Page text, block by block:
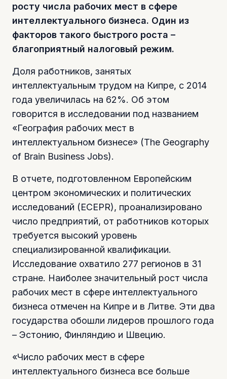
росту числа рабочих мест в сфере
интеллектуального бизнеса. Один из
факторов такого быстрого роста –
благоприятный налоговый режим.
Доля работников, занятых
интеллектуальным трудом на Кипре, с 2014
года увеличилась на 62%. Об этом
говорится в исследовании под названием
«География рабочих мест в
интеллектуальном бизнесе» (The Geography
of Brain Business Jobs).
В отчете, подготовленном Европейским
центром экономических и политических
исследований (ECEPR), проанализировано
число предприятий, от работников которых
требуется высокий уровень
специализированной квалификации.
Исследование охватило 277 регионов в 31
стране. Наиболее значительный рост числа
рабочих мест в сфере интеллектуального
бизнеса отмечен на Кипре и в Литве. Эти два
государства обошли лидеров прошлого года
– Эстонию, Финляндию и Швецию.
«Число рабочих мест в сфере
интеллектуального бизнеса все больше